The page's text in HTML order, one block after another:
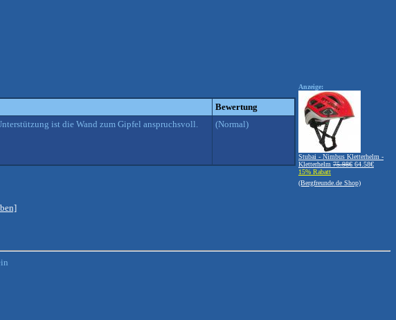
Bewertung
ist die Wand zum Gipfel anspruchsvoll.
(Normal)
Anzeige:
Stubai - Nimbus Kletterhelm -
Kletterhelm 75.98€ 64.58€
15% Rabatt
(Bergfreunde.de Shop)